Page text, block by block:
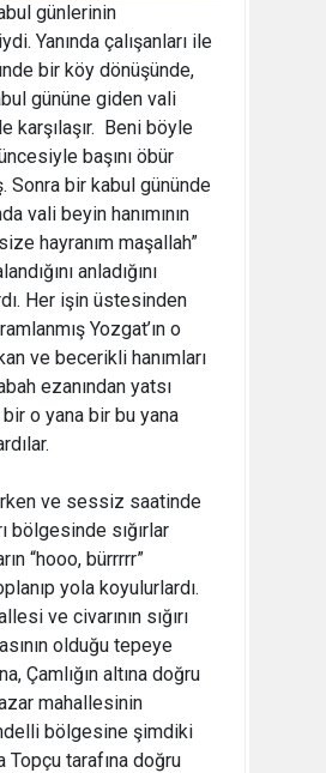
günlerinin
Yanında çalışanları ile
bir köy dönüşünde,
gününe giden vali
karşılaşır. Beni böyle
başını öbür
Sonra bir kabul gününde
vali beyin hanımının
hayranım maşallah”
anladığını
Her işin üstesinden
Yozgat’ın o
ve becerikli hanımları
ezanından yatsı
bir o yana bir bu yana
ve sessiz saatinde
bölgesinde sığırlar
“hooo, bürrrrr”
yola koyulurlardı.
ve civarının sığırı
olduğu tepeye
Çamlığın altına doğru
mahallesinin
bölgesine şimdiki
Topçu tarafına doğru